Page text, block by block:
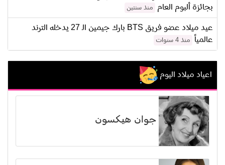
بجائزة ألبوم العام
منذ سنتين
عيد ميلاد عضو فريق BTS بارك جيمين الـ 27 يدخله الترند
عالمياً
منذ 4 سنوات
اعياد ميلاد اليوم
جوان هيكسون